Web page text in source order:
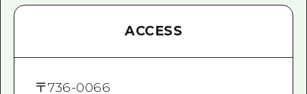
ACCESS
〒736-0066